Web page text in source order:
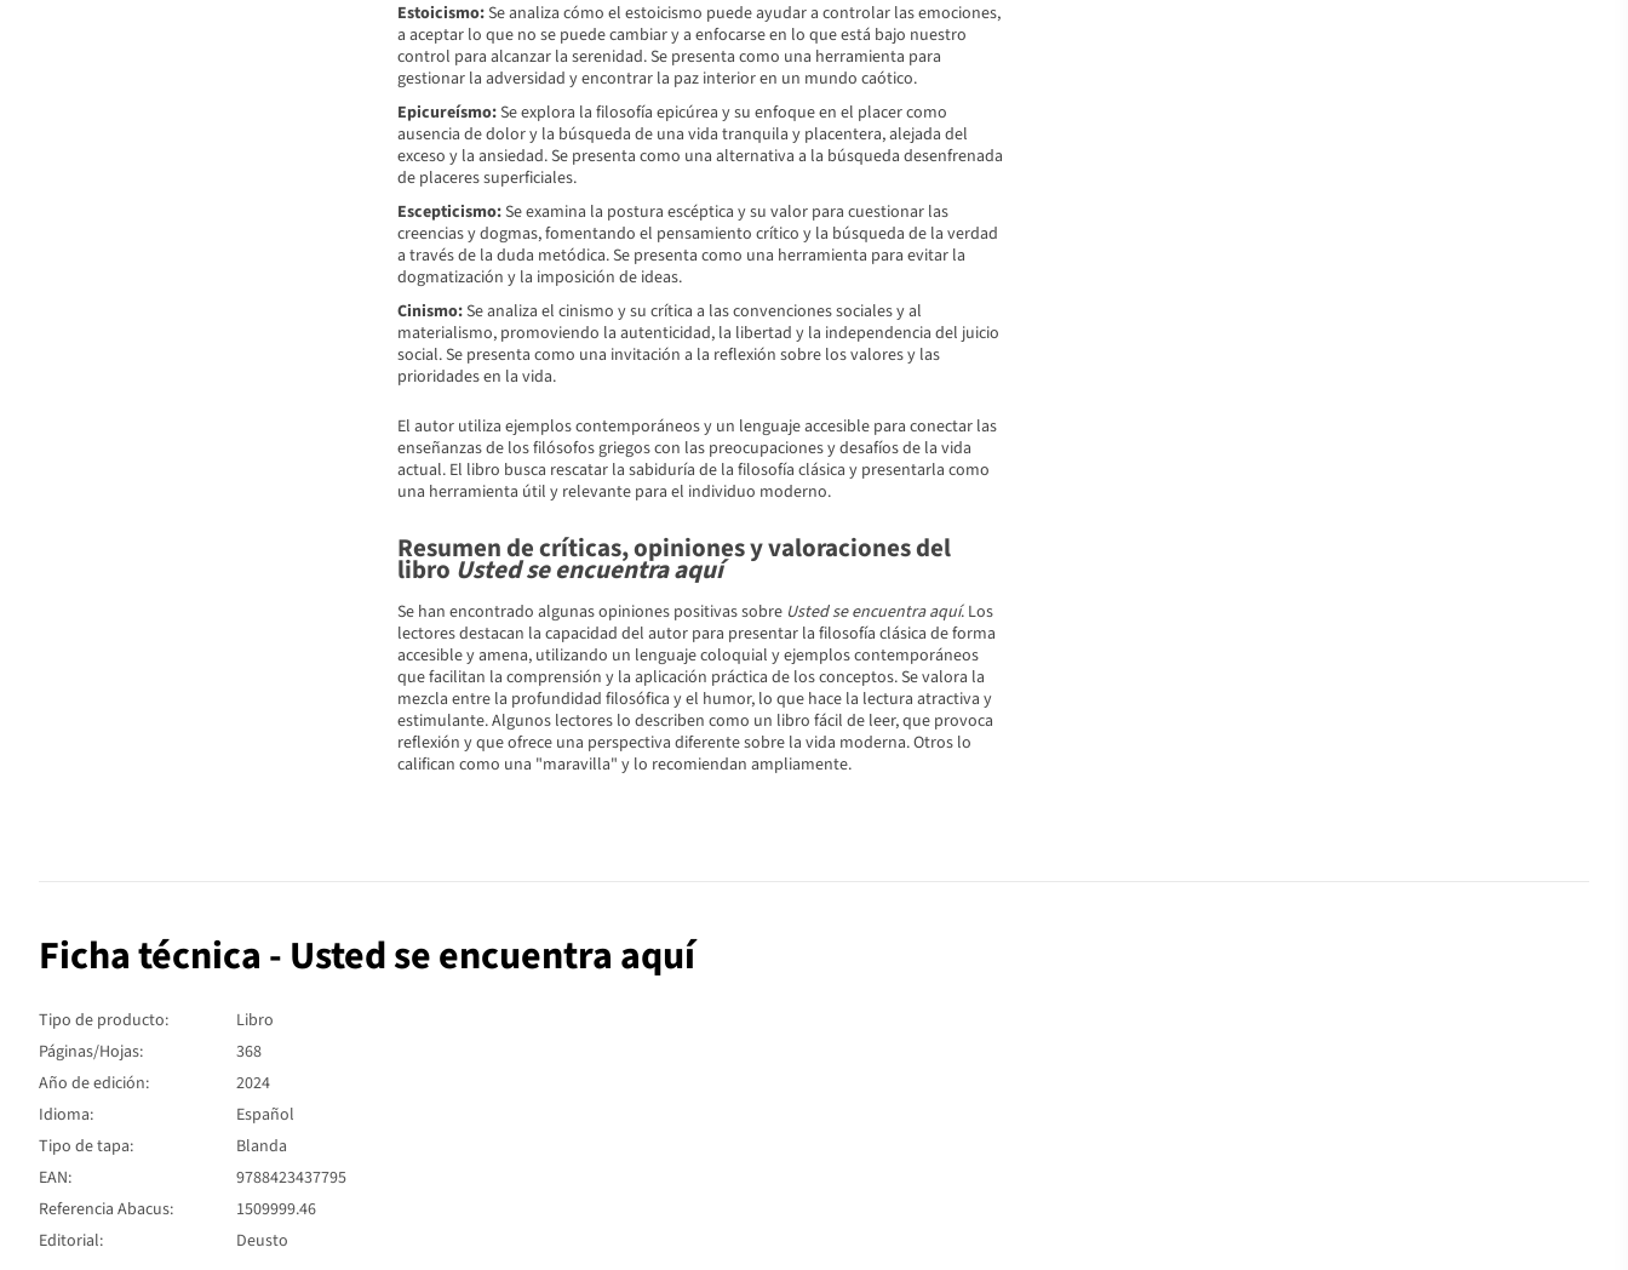
Estoicismo:Se analiza cómo el estoicismo puede ayudar a controlar las emociones,
a aceptar lo que no se puede cambiar y a enfocarse en lo que está bajo nuestro
control para alcanzar la serenidad. Se presenta como una herramienta para
gestionar la adversidad y encontrar la paz interior en un mundo caótico.
Epicureísmo:Se explora la filosofía epicúrea y su enfoque en el placer como
ausencia de dolor y la búsqueda de una vida tranquila y placentera, alejada del
exceso y la ansiedad. Se presenta como una alternativa a la búsqueda desenfrenada
de placeres superficiales.
Escepticismo:Se examina la postura escéptica y su valor para cuestionar las
creencias y dogmas, fomentando el pensamiento crítico y la búsqueda de la verdad
a través de la duda metódica. Se presenta como una herramienta para evitar la
dogmatización y la imposición de ideas.
Cinismo:Se analiza el cinismo y su crítica a las convenciones sociales y al
materialismo, promoviendo la autenticidad, la libertad y la independencia del juicio
social. Se presenta como una invitación a la reflexión sobre los valores y las
prioridades en la vida.
El autor utiliza ejemplos contemporáneos y un lenguaje accesible para conectar las
enseñanzas de los filósofos griegos con las preocupaciones y desafíos de la vida
actual. El libro busca rescatar la sabiduría de la filosofía clásica y presentarla como
una herramienta útil y relevante para el individuo moderno.
Resumen de críticas, opiniones y valoraciones del
libro Usted se encuentra aquí
Se han encontrado algunas opiniones positivas sobre Usted se encuentra aquí. Los
lectores destacan la capacidad del autor para presentar la filosofía clásica de forma
accesible y amena, utilizando un lenguaje coloquial y ejemplos contemporáneos
que facilitan la comprensión y la aplicación práctica de los conceptos. Se valora la
mezcla entre la profundidad filosófica y el humor, lo que hace la lectura atractiva y
estimulante. Algunos lectores lo describen como un libro fácil de leer, que provoca
reflexión y que ofrece una perspectiva diferente sobre la vida moderna. Otros lo
califican como una "maravilla" y lo recomiendan ampliamente.
Ficha técnica - Usted se encuentra aquí
Tipo de producto:
Libro
Páginas/Hojas:
368
Año de edición:
2024
Idioma:
Español
Tipo de tapa:
Blanda
EAN:
9788423437795
Referencia Abacus:
1509999.46
Editorial:
Deusto